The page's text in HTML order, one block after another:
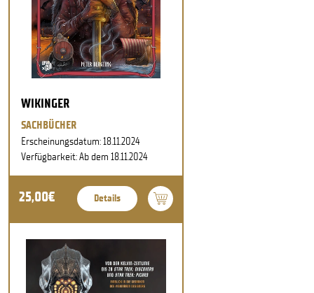
WIKINGER
SACHBÜCHER
Erscheinungsdatum: 18.11.2024
Verfügbarkeit: Ab dem 18.11.2024
25,00€ Details